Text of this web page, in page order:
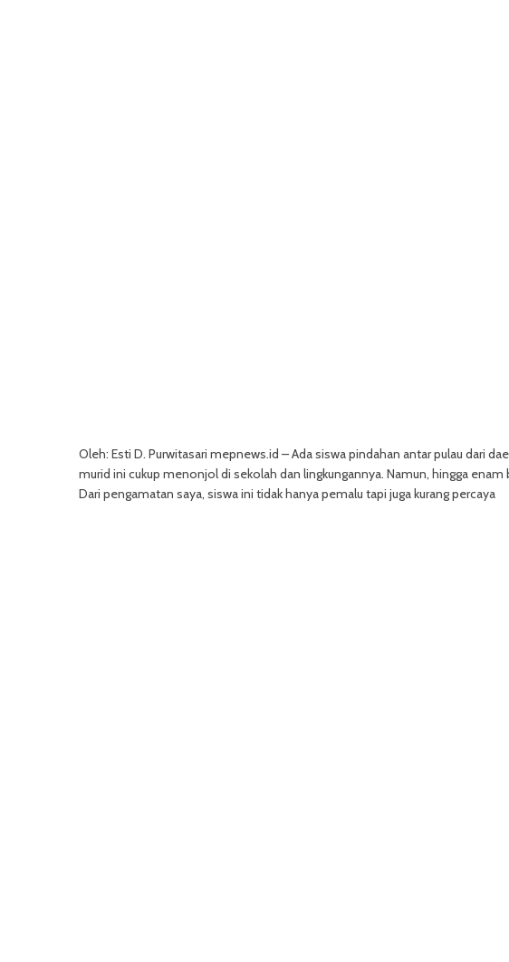
Oleh: Esti D. Purwitasari mepnews.id – Ada siswa pindahan antar pulau dari
murid ini cukup menonjol di sekolah dan lingkungannya. Namun, hingga
Dari pengamatan saya, siswa ini tidak hanya pemalu tapi juga kurang percaya